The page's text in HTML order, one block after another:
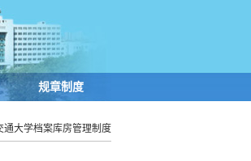
规章制度
通大学档案库房管理制度